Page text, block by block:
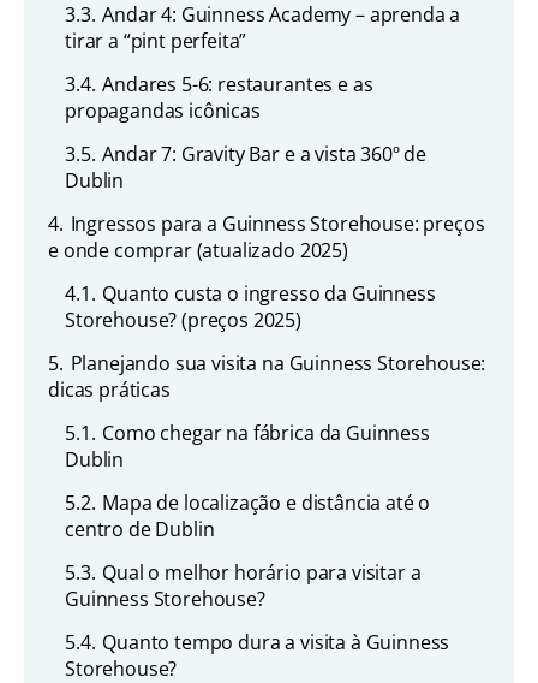
3.3. Andar 4: Guinness Academy – aprenda a
tirar a “pint perfeita”
3.4. Andares 5-6: restaurantes e as
propagandas icônicas
3.5. Andar 7: Gravity Bar e a vista 360º de
Dublin
4. Ingressos para a Guinness Storehouse: preços
e onde comprar (atualizado 2025)
4.1. Quanto custa o ingresso da Guinness
Storehouse? (preços 2025)
5. Planejando sua visita na Guinness Storehouse:
dicas práticas
5.1. Como chegar na fábrica da Guinness
Dublin
5.2. Mapa de localização e distância até o
centro de Dublin
5.3. Qual o melhor horário para visitar a
Guinness Storehouse?
5.4. Quanto tempo dura a visita à Guinness
Storehouse?